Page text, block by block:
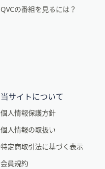
QVCの番組を見るには？
当サイトについて
個人情報保護方針
個人情報の取扱い
特定商取引法に基づく表示
会員規約